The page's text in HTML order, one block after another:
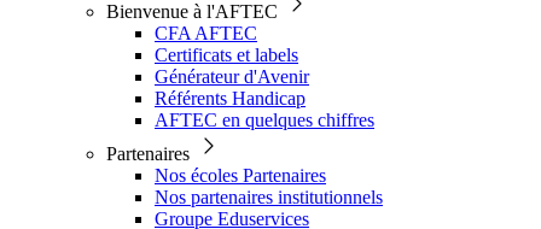
Bienvenue à l'AFTEC
CFA AFTEC
Certificats et labels
Générateur d'Avenir
Référents Handicap
AFTEC en quelques chiffres
Partenaires
Nos écoles Partenaires
Nos partenaires institutionnels
Groupe Eduservices